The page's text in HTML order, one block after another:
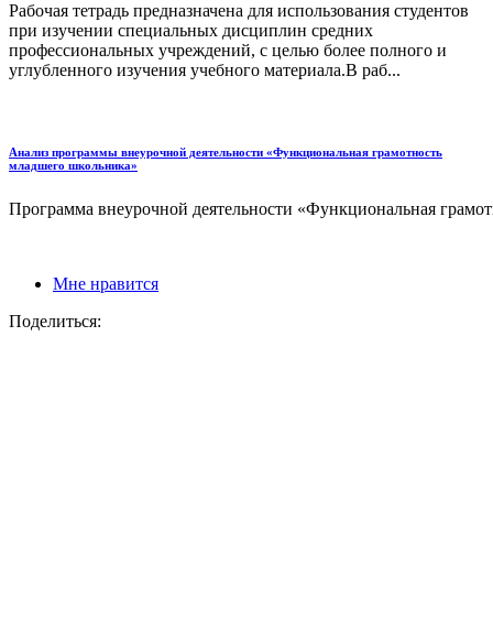
Рабочая тетрадь предназначена для использования студентов
при изучении специальных дисциплин средних
профессиональных учреждений, с целью более полного и
углубленного изучения учебного материала.В раб...
Анализ программы внеурочной деятельности «Функциональная грамотность
младшего школьника»
Программа внеурочной деятельности «Функциональная
Мне нравится
Поделиться: